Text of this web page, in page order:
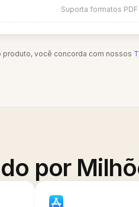
Suporta formatos
produto, você concorda com nossos
por